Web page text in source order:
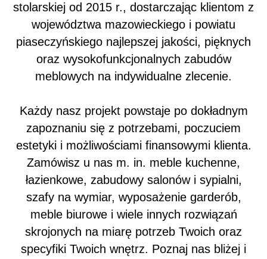
stolarskiej od 2015 r., dostarczając klientom z
województwa mazowieckiego i powiatu
piaseczyńskiego najlepszej jakości, pięknych
oraz wysokofunkcjonalnych zabudów
meblowych na indywidualne zlecenie.
Każdy nasz projekt powstaje po dokładnym
zapoznaniu się z potrzebami, poczuciem
estetyki i możliwościami finansowymi klienta.
Zamówisz u nas m. in. meble kuchenne,
łazienkowe, zabudowy salonów i sypialni,
szafy na wymiar, wyposażenie garderób,
meble biurowe i wiele innych rozwiązań
skrojonych na miarę potrzeb Twoich oraz
specyfiki Twoich wnętrz. Poznaj nas bliżej i